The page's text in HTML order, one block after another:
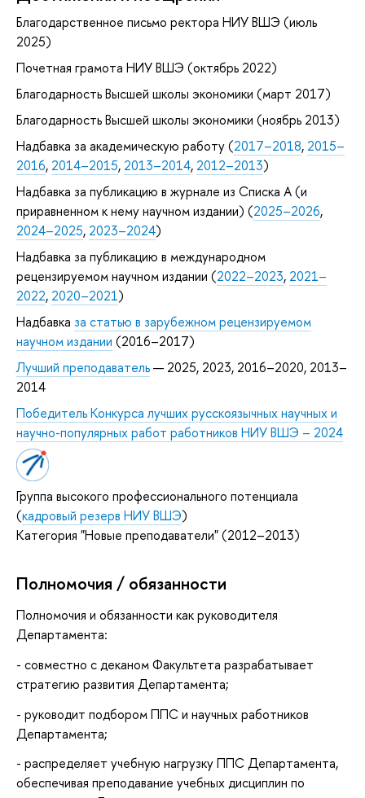
Благодарственное письмо ректора НИУ ВШЭ (июль
2025)
Почетная грамота НИУ ВШЭ (октябрь 2022)
Благодарность Высшей школы экономики (март 2017)
Благодарность Высшей школы экономики (ноябрь 2013)
Надбавка за академическую работу (2017–2018, 2015–
2016, 2014–2015, 2013–2014, 2012–2013)
Надбавка за публикацию в журнале из Списка А (и
приравненном к нему научном издании) (2025–2026,
2024–2025, 2023–2024)
Надбавка за публикацию в международном
рецензируемом научном издании (2022–2023, 2021–
2022, 2020–2021)
Надбавка за статью в зарубежном рецензируемом
научном издании (2016–2017)
Лучший преподаватель— 2025, 2023, 2016–2020, 2013–
2014
Победитель Конкурса лучших русскоязычных научных и
научно-популярных работ работников НИУ ВШЭ – 2024
Группа высокого профессионального потенциала
(кадровый резерв НИУ ВШЭ)
Категория "Новые преподаватели" (2012–2013)
Полномочия / обязанности
Полномочия и обязанности как руководителя
Департамента:
- совместно с деканом Факультета разрабатывает
стратегию развития Департамента;
- руководит подбором ППС и научных работников
Департамента;
- распределяет учебную нагрузку ППС Департамента,
обеспечивая преподавание учебных дисциплин по